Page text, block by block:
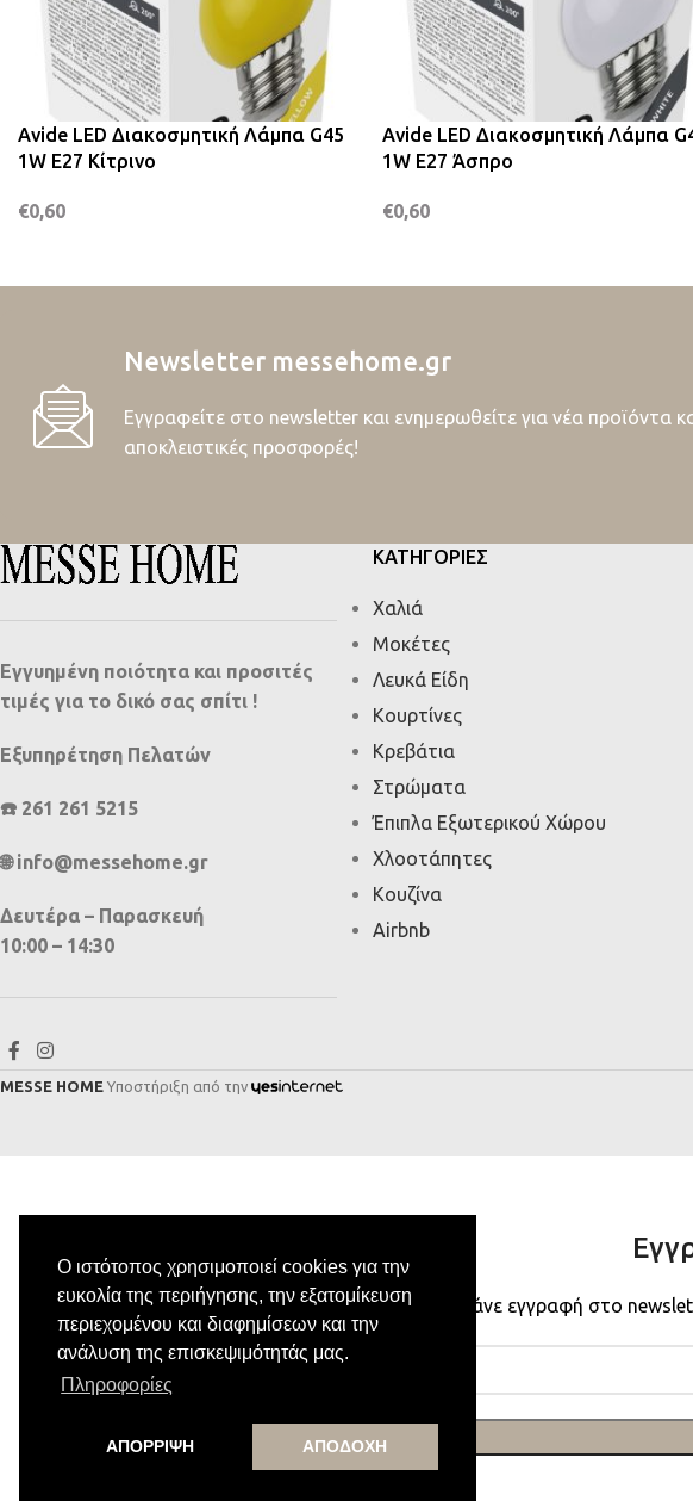
Ο ιστότοπος χρησιμοποιεί cookies για την
ευκολία της περιήγησης, την εξατομίκευση
περιεχομένου και διαφημίσεων και την
ανάλυση της επισκεψιμότητάς μας.
Πληροφορίες
ΑΠΟΡΡΙΨΗ ΑΠΟΔΟΧΗ
Avide LED Διακοσμητική Λάμπα G45
1W E27 Κίτρινο
€0,60
Avide LED Διακοσμητική Λάμπα
1W E27 Άσπρο
€0,60
Newsletter messehome.gr
Εγγραφείτε στο newsletter και ενημερωθείτε για νέα προϊόντα
αποκλειστικές προσφορές!
Εγγυημένη ποιότητα και προσιτές
τιμές για το δικό σας σπίτι !
Εξυπηρέτηση Πελατών
☎️ 261 261 5215
🌐 info@messehome.gr
Δευτέρα – Παρασκευή
10:00 – 14:30
ΚΑΤΗΓΟΡΙΕΣ
Χαλιά
Μοκέτες
Λευκά Είδη
Κουρτίνες
Κρεβάτια
Στρώματα
Έπιπλα Εξωτερικού Χώρου
Χλοοτάπητες
Κουζίνα
Airbnb
MESSE HOME Υποστήριξη από την
Κάνε εγγραφή στο